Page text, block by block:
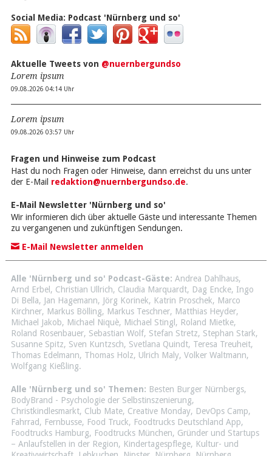
Social Media: Podcast 'Nürnberg und so'
Aktuelle Tweets von @nuernbergundso
Lorem ipsum
09.08.2026 04:14 Uhr
Lorem ipsum
09.08.2026 03:57 Uhr
Fragen und Hinweise zum Podcast
Hast du noch Fragen oder Hinweise, dann erreichst du uns unter
der E-Mail redaktion@nuernbergundso.de.
E-Mail Newsletter 'Nürnberg und so'
Wir informieren dich über aktuelle Gäste und interessante Themen
zu vergangenen und zukünftigen Sendungen.
E-Mail Newsletter anmelden
Alle 'Nürnberg und so' Podcast-Gäste: Andrea Dahlhaus,
Arnd Erbel , Christian Ullrich, Claudia Marquardt, Dag Encke, Ingo
Di Bella, Jan Hagemann, Jörg Korinek, Katrin Proschek, Marco
Kirchner, Markus Bölling, Markus Teschner, Matthias Heyder,
Michael Jakob, Michael Niquè, Michael Stingl , Roland Mietke,
Roland Rosenbauer, Sebastian Wolf, Stefan Stretz, Stephan Stark,
Susanne Spitz, Sven Kuntzsch, Svetlana Quindt, Teresa Treuheit,
Thomas Edelmann, Thomas Holz, Ulrich Maly, Volker Waltmann,
Wolfgang Kießling.
Alle 'Nürnberg und so' Themen: Besten Burger Nürnbergs,
BodyBrand - Psychologie der Selbstinszenierung,
Christkindlesmarkt, Club Mate, Creative Monday, DevOps Camp,
Fahrrad, Fernbusse, Food Truck, Foodtrucks Deutschland App,
Foodtrucks Hamburg, Foodtrucks München, Gründer und Startups
– Anlaufstellen in der Region, Kindertagespflege, Kultur- und